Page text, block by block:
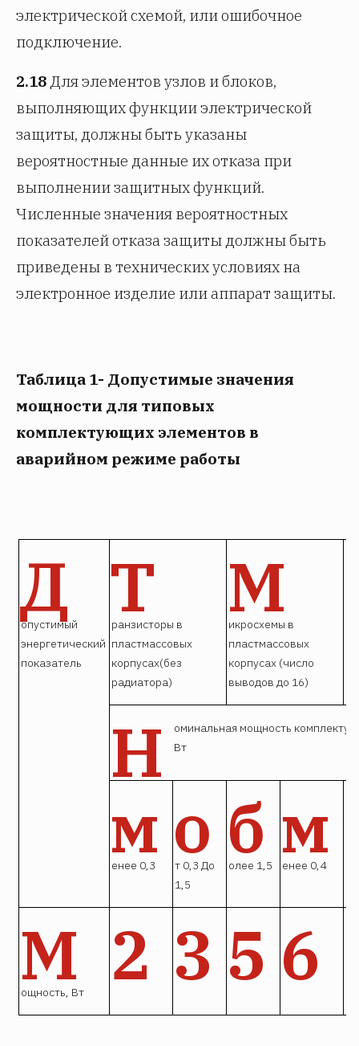
электрической схемой, или ошибочное
подключение.
2.18Для элементов узлов и блоков,
выполняющих функции электрической
защиты, должны быть указаны
вероятностные данные их отказа при
выполнении защитных функций.
Численные значения вероятностных
показателей отказа защиты должны быть
приведены в технических условиях на
электронное изделие или аппарат защиты.
Таблица 1- Допустимые значения
мощности для типовых
комплектующих элементов в
аварийном режиме работы
Д
опустимый
энергетический
показатель
Т
ранзисторы в
пластмассовых
корпусах(без
радиатора)
М
икросхемы в
пластмассовых
корпусах (число
выводов до 16)
Н
оминальная мощность
Вт
м
енее 0,3 о
т 0,3 До
1,5
б
олее 1,5 м
енее 0,4
М
ощность, Вт 2 3 5 6